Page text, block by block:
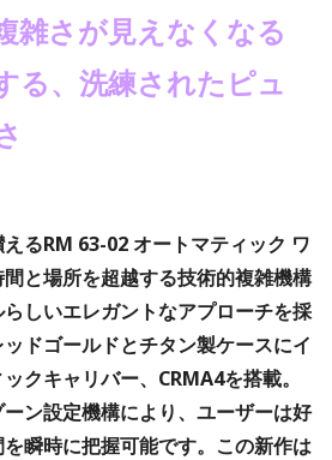
雑さが見えなくなる
る、洗練されたピュ
るRM 63-02 オートマティック ワ
と場所を超越する技術的複雑機構
しいエレガントなアプローチを採
ドゴールドとチタン製ケースにイ
クキャリバー、CRMA4を搭載。
ン設定機構により、ユーザーは好
瞬時に把握可能です。この新作は